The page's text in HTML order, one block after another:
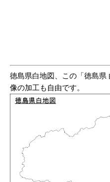
徳島県白地図、この「徳島県
像の加工も自由です。